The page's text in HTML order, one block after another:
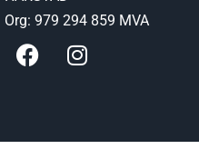
Org: 979 294 859 MVA